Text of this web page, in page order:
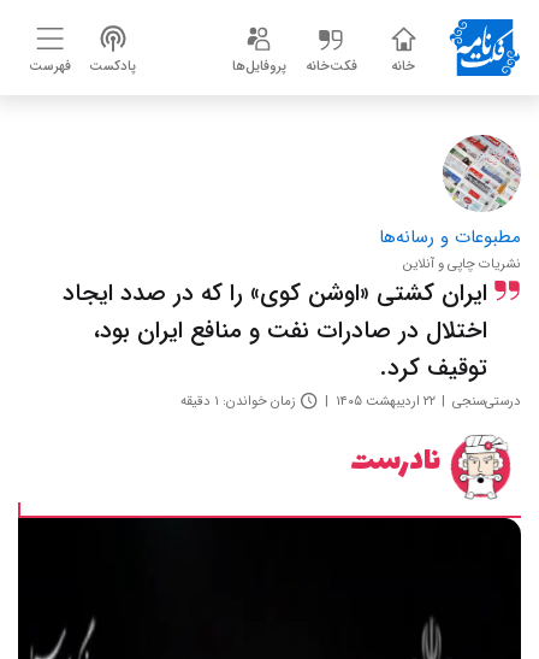
خانه فکت‌خانه پروفایل‌ها پادکست فهرست
مطبوعات و رسانه‌ها
نشریات چاپی و آنلاین
ایران کشتی «اوشن کوی» را که در صدد ایجاد
اختلال در صادرات نفت و منافع ایران بود،
توقیف کرد.
درستی‌سنجی ۲۲ اردیبهشت ۱۴۰۵ زمان خواندن: ۱ دقیقه
نادرست